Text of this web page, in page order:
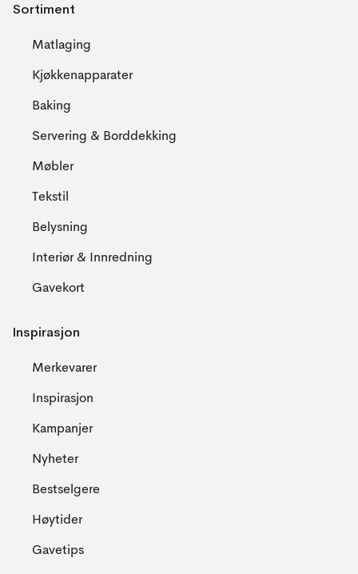
Sortiment
Matlaging
Kjøkkenapparater
Baking
Servering & Borddekking
Møbler
Tekstil
Belysning
Interiør & Innredning
Gavekort
Inspirasjon
Merkevarer
Inspirasjon
Kampanjer
Nyheter
Bestselgere
Høytider
Gavetips